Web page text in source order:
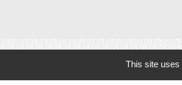
This site uses